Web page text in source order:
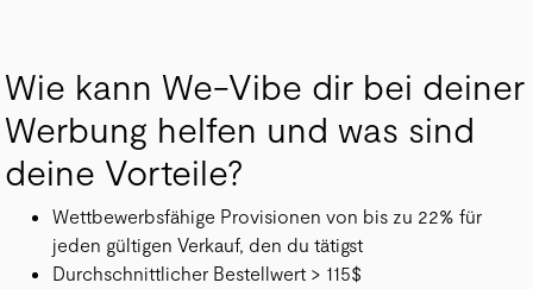
Wie kann We-Vibe dir bei deiner
Werbung helfen und was sind
deine Vorteile?
Wettbewerbsfähige Provisionen von bis zu 22% für
jeden gültigen Verkauf, den du tätigst
Durchschnittlicher Bestellwert > 115$